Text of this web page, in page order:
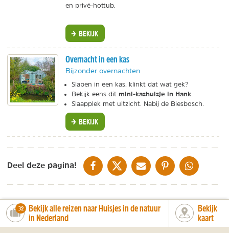
en privé-hottub.
BEKIJK
Overnacht in een kas
Bijzonder overnachten
Slapen in een kas, klinkt dat wat gek?
Bekijk eens dit mini-kashuisje in Hank
Slaapplek met uitzicht. Nabij de Biesbosch.
BEKIJK
Deel deze pagina! DELEN OP FACEBOOK
DELEN OP XDELEN VIA DE MAIL
DELEN OP PINTEREST
DELEN OP
number_of_trips:
32
Bekijk alle reizen naar Huisjes in de natuur
in Nederland
Bekijk
kaart